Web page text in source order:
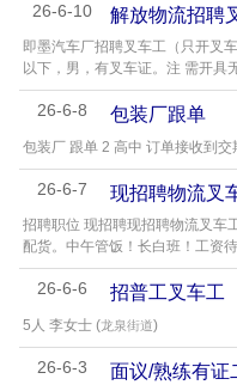
26-6-10 解放物流招聘
即墨汽车厂招聘叉车工（只开叉
以下，男，有叉车证。注 需开具
26-6-8 包装厂跟单
包装厂 跟单 2 高中 订单接收到
26-6-7 现招聘物流叉
招聘职位 现招聘现招聘物流叉车
配货。中午管饭！长白班！工资
26-6-6 招普工叉车工
5人 李女士 (龙泉街道)
26-6-3 面议/熟练有证